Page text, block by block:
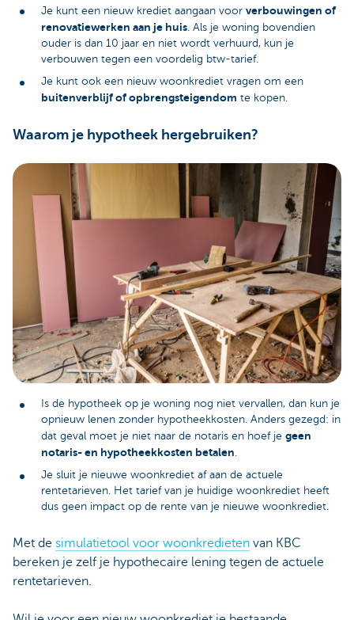
Je kunt een nieuw krediet aangaan voor verbouwingen of
renovatiewerken aan je huis. Als je woning bovendien
ouder is dan 10 jaar en niet wordt verhuurd, kun je
verbouwen tegen een voordelig btw-tarief.
Je kunt ook een nieuw woonkrediet vragen om een
buitenverblijf of opbrengsteigendom te kopen.
Waarom je hypotheek hergebruiken?
Is de hypotheek op je woning nog niet vervallen, dan kun je
opnieuw lenen zonder hypotheekkosten. Anders gezegd: in
dat geval moet je niet naar de notaris en hoef je geen
notaris- en hypotheekkosten betalen
Je sluit je nieuwe woonkrediet af aan de actuele
rentetarieven. Het tarief van je huidige woonkrediet heeft
dus geen impact op de rente van je nieuwe woonkrediet.
Met de simulatietool voor woonkredieten van KBC
bereken je zelf je hypothecaire lening tegen de actuele
rentetarieven.